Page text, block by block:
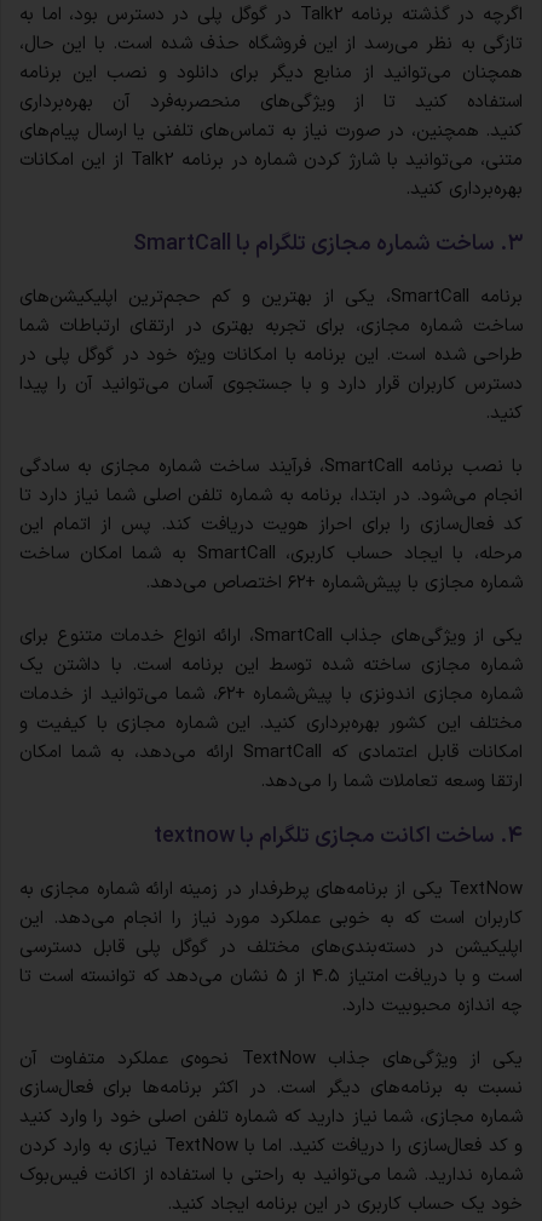
اگرچه در گذشته برنامه Talk2 در گوگل پلی در دسترس بود، اما به
تازگی به نظر می‌رسد از این فروشگاه حذف شده است. با این حال،
همچنان می‌توانید از منابع دیگر برای دانلود و نصب این برنامه
استفاده کنید تا از ویژگی‌های منحصربه‌فرد آن بهره‌برداری
کنید. همچنین، در صورت نیاز به تماس‌های تلفنی یا ارسال پیام‌های
متنی، می‌توانید با شارژ کردن شماره در برنامه Talk2 از این امکانات
بهره‌برداری کنید.
۳. ساخت شماره مجازی تلگرام با SmartCall
برنامه SmartCall، یکی از بهترین و کم حجم‌ترین اپلیکیشن‌های
ساخت شماره مجازی، برای تجربه بهتری در ارتقای ارتباطات شما
طراحی شده است. این برنامه با امکانات ویژه خود در گوگل پلی در
دسترس کاربران قرار دارد و با جستجوی آسان می‌توانید آن را پیدا
کنید.
با نصب برنامه SmartCall، فرآیند ساخت شماره مجازی به سادگی
انجام می‌شود. در ابتدا، برنامه به شماره تلفن اصلی شما نیاز دارد تا
کد فعال‌سازی را برای احراز هویت دریافت کند. پس از اتمام این
مرحله، با ایجاد حساب کاربری، SmartCall به شما امکان ساخت
شماره مجازی با پیش‌شماره +۶۲ اختصاص می‌دهد.
یکی از ویژگی‌های جذاب SmartCall، ارائه انواع خدمات متنوع برای
شماره مجازی ساخته شده توسط این برنامه است. با داشتن یک
شماره مجازی اندونزی با پیش‌شماره +۶۲، شما می‌توانید از خدمات
مختلف این کشور بهره‌برداری کنید. این شماره مجازی با کیفیت و
امکانات قابل اعتمادی که SmartCall ارائه می‌دهد، به شما امکان
ارتقا وسعه تعاملات شما را می‌دهد.
۴. ساخت اکانت مجازی تلگرام با textnow
TextNow یکی از برنامه‌های پرطرفدار در زمینه ارائه شماره مجازی به
کاربران است که به خوبی عملکرد مورد نیاز را انجام می‌دهد. این
اپلیکیشن در دسته‌بندی‌های مختلف در گوگل پلی قابل دسترسی
است و با دریافت امتیاز ۴.۵ از ۵ نشان می‌دهد که توانسته است تا
چه اندازه محبوبیت دارد.
یکی از ویژگی‌های جذاب TextNow نحوه‌ی عملکرد متفاوت آن
نسبت به برنامه‌های دیگر است. در اکثر برنامه‌ها برای فعال‌سازی
شماره مجازی، شما نیاز دارید که شماره تلفن اصلی خود را وارد کنید
و کد فعال‌سازی را دریافت کنید. اما با TextNow نیازی به وارد کردن
شماره ندارید. شما می‌توانید به راحتی با استفاده از اکانت فیس‌بوک
خود یک حساب کاربری در این برنامه ایجاد کنید.